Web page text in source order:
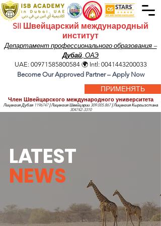
SII Швейцарский международный
институт
Департамент профессионального образования –
Дубай, ОАЭ
ПРИМЕНЯТЬ
Член Швейцарского международного университета
Лицензия Дубая 1196747 |Лицензия Швейцарии309.005.867 |Лицензия Кыргызстана
304742-3310
UAE: 00971585800584🌍 Intl: 0041443200033
Become Our Approved Partner – Apply Now
LATEST
NEWS